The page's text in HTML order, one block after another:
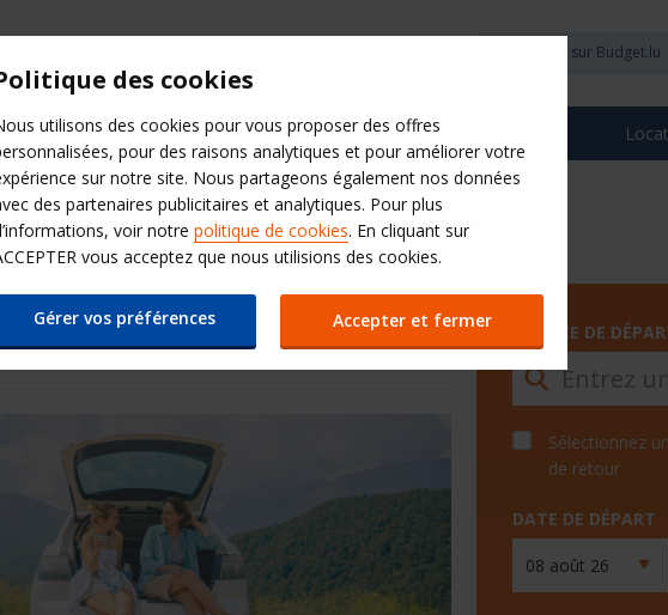
QuickPass Produits additionnels
de jusqu’à 20 %
locations de voiture en
AGENCE DE
Sélectionnez
de retour
DATE DE DÉPART
des cookies
utilisons des cookies pour vous proposer des offres
pour des raisons analytiques et pour améliorer votre
sur notre site. Nous partageons également nos données
des partenaires publicitaires et analytiques. Pour plus
voir notre politique de cookies. En cliquant sur
vous acceptez que nous utilisions des cookies.
Gérer vos préférences Accepter et fermer